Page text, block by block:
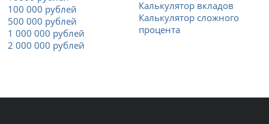
100 000 рублей
500 000 рублей
1 000 000 рублей
2 000 000 рублей
Калькулятор вкладов
Калькулятор сложного
процента